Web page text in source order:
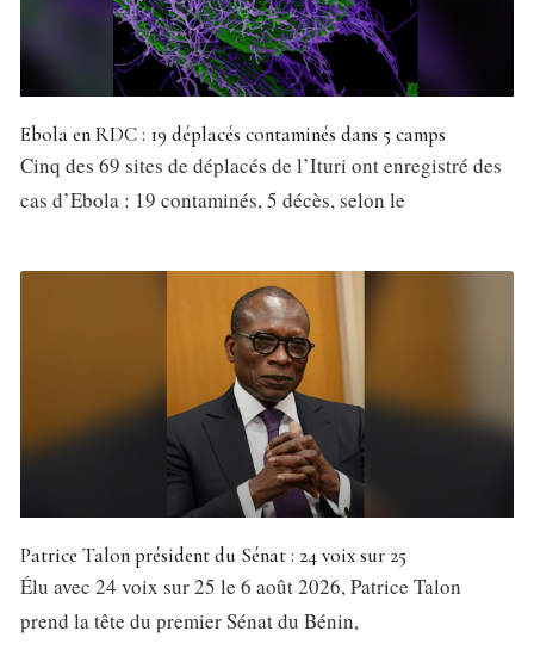
Ebola en RDC : 19 déplacés contaminés dans 5 camps
Cinq des 69 sites de déplacés de l’Ituri ont enregistré des
cas d’Ebola : 19 contaminés, 5 décès, selon le
Patrice Talon président du Sénat : 24 voix sur 25
Élu avec 24 voix sur 25 le 6 août 2026, Patrice Talon
prend la tête du premier Sénat du Bénin,